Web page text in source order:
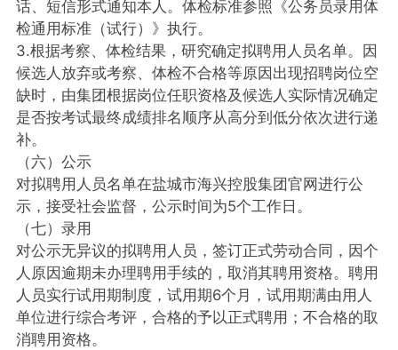
话、短信形式通知本人。体检标准参照《公务员录用体
检通用标准（试行）》执行。
3.根据考察、体检结果，研究确定拟聘用人员名单。因
候选人放弃或考察、体检不合格等原因出现招聘岗位空
缺时，由集团根据岗位任职资格及候选人实际情况确定
是否按考试最终成绩排名顺序从高分到低分依次进行递
补。
（六）公示
对拟聘用人员名单在盐城市海兴控股集团官网进行公
示，接受社会监督，公示时间为5个工作日。
（七）录用
对公示无异议的拟聘用人员，签订正式劳动合同，因个
人原因逾期未办理聘用手续的，取消其聘用资格。聘用
人员实行试用期制度，试用期6个月，试用期满由用人
单位进行综合考评，合格的予以正式聘用；不合格的取
消聘用资格。